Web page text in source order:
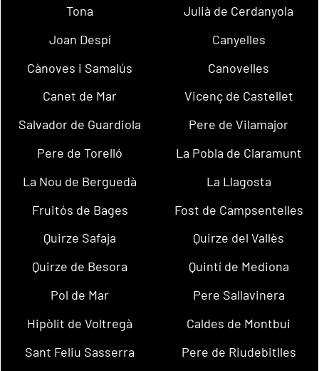
Tona
Julià de Cerdanyola
Joan Despí
Canyelles
Cànoves i Samalús
Canovelles
Canet de Mar
Vicenç de Castellet
Salvador de Guardiola
Pere de Vilamajor
Pere de Torelló
La Pobla de Claramunt
La Nou de Berguedà
La Llagosta
Fruitós de Bages
Fost de Campsentelles
Quirze Safaja
Quirze del Vallès
Quirze de Besora
Quintí de Mediona
Pol de Mar
Pere Sallavinera
Hipòlit de Voltregà
Caldes de Montbui
Sant Feliu Sasserra
Pere de Riudebitlles